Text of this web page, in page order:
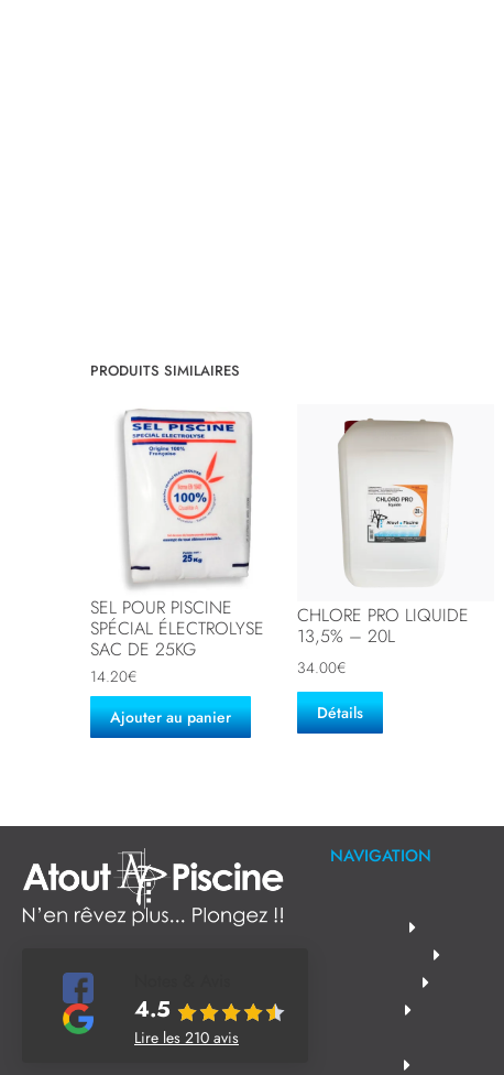
PRODUITS SIMILAIRES
SEL POUR PISCINE
SPÉCIAL ÉLECTROLYSE
SAC DE 25KG
14.20€
Ajouter au panier
CHLORE PRO LIQUIDE
13,5% – 20L
34.00€
Détails
4.5
Lire les 210 avis
NAVIGATION